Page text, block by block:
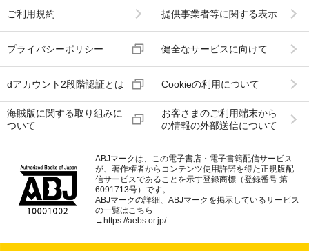
ご利用規約 提供事業者等に関する表示
プライバシーポリシー 健全なサービスに向けて
dアカウント2段階認証とは Cookieの利用について
海賊版に関する取り組みに
ついて
お客さまのご利用端末から
の情報の外部送信について
ABJマークは、この電子書店・電子書籍配信サービス
が、著作権者からコンテンツ使用許諾を得た正規版配
信サービスであることを示す登録商標（登録番号 第
6091713号）です。
ABJマークの詳細、ABJマークを掲示しているサービス
の一覧はこちら
→https://aebs.or.jp/